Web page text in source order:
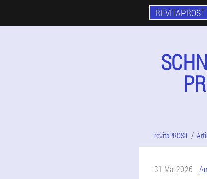
REVITAPROST
revitaPROST
31 Mai 2026